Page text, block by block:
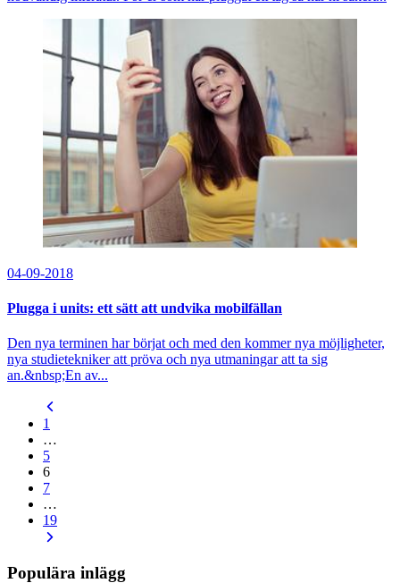
04-09-2018
Plugga i units: ett sätt att undvika mobilfällan
Den nya terminen har börjat och med den kommer nya möjligheter,
nya studietekniker att pröva och nya utmaningar att ta sig
an.&nbsp;En av...
1
…
5
6
7
…
19
Populära inlägg